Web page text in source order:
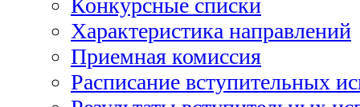
Конкурсные списки
Характеристика направлений
Приемная комиссия
Расписание вступительных